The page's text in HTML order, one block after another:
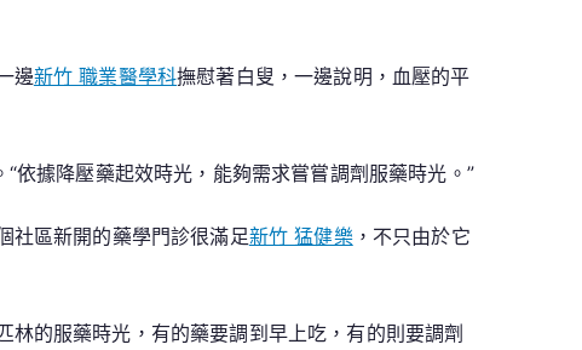
邊新竹 職業醫學科撫慰著白叟，一邊說明，血壓的平
依據降壓藥起效時光，能夠需求嘗嘗調劑服藥時光。”
區新開的藥學門診很滿足新竹 猛健樂，不只由於它
的服藥時光，有的藥要調到早上吃，有的則要調劑